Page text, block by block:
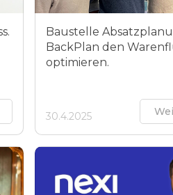
Baustelle
BackPlan den
optimieren.
30.4.2025